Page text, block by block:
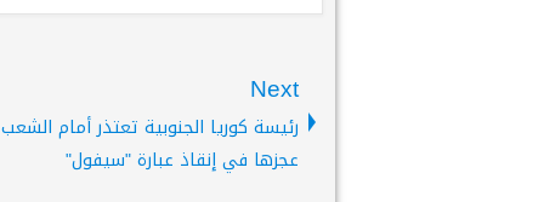
Next
رئيسة كوريا الجنوبية تعتذر أمام
عجزها في إنقاذ عبارة "سيفول"